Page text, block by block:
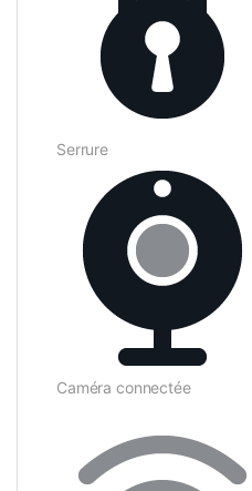
Serrure
Caméra connectée